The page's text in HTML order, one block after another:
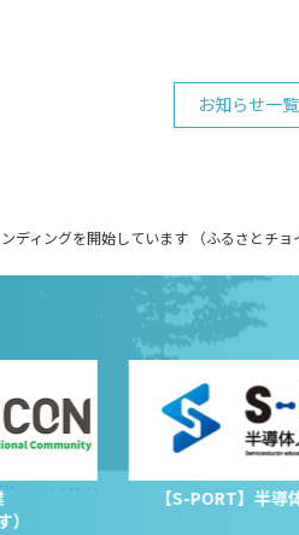
お知らせ一覧
ィングを開始しています （ふるさとチョ
）
【S-PORT】半導